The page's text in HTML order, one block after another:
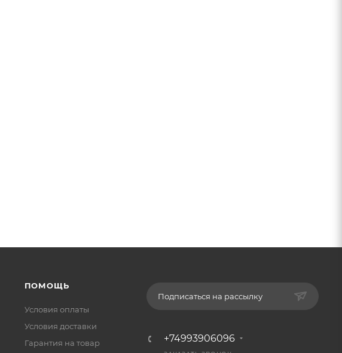
ПОМОЩЬ
Условия оплаты
Условия доставки
Гарантия на товар
Подписаться на рассылку
+74993906096